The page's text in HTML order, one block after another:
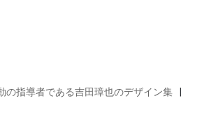
の指導者である吉田璋也のデザイン集